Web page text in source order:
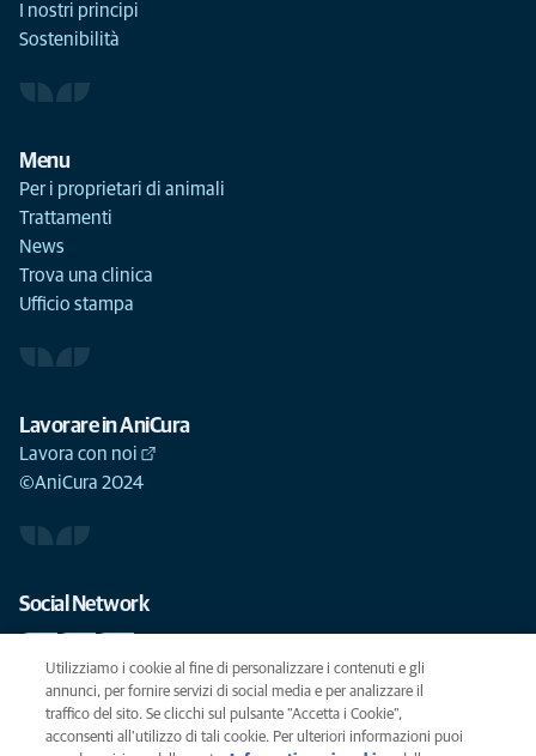
I nostri principi
Sostenibilità
Menu
Per i proprietari di animali
Trattamenti
News
Trova una clinica
Ufficio stampa
Lavorare in AniCura
Lavora con noi
©AniCura 2024
Social Network
Le migliori cure per il vostro animale domestico
Utilizziamo i cookie al fine di personalizzare i contenuti e gli
annunci, per fornire servizi di social media e per analizzare il
traffico del sito. Se clicchi sul pulsante "Accetta i Cookie",
acconsenti all'utilizzo di tali cookie. Per ulteriori informazioni puoi